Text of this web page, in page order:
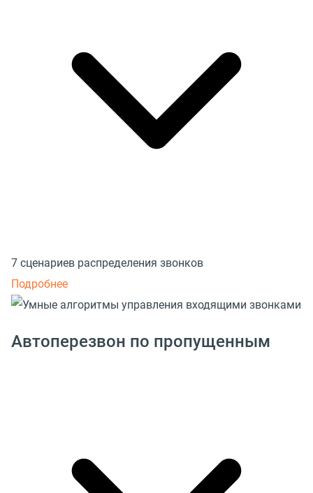
7 сценариев распределения звонков
Подробнее
Автоперезвон по пропущенным